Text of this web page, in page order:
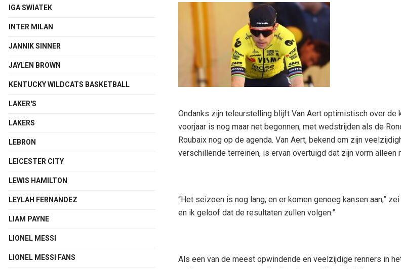
Ondanks zijn teleurstelling blijft Van Aert optimistisch over de
voorjaar is nog maar net begonnen, met wedstrijden als de
Roubaix nog op de agenda. Van Aert, bekend om zijn
verschillende terreinen, is ervan overtuigd dat zijn vorm alleen
“Het seizoen is nog lang, en er komen genoeg kansen aan,”
en ik geloof dat de resultaten zullen volgen.”
Als een van de meest opwindende en veelzijdige renners in
IGA SWIATEK
INTER MILAN
JANNIK SINNER
JAYLEN BROWN
KENTUCKY WILDCATS BASKETBALL
LAKER'S
LAKERS
LEBRON
LEICESTER CITY
LEWIS HAMILTON
LEYLAH FERNANDEZ
LIAM PAYNE
LIONEL MESSI
LIONEL MESSI FANS